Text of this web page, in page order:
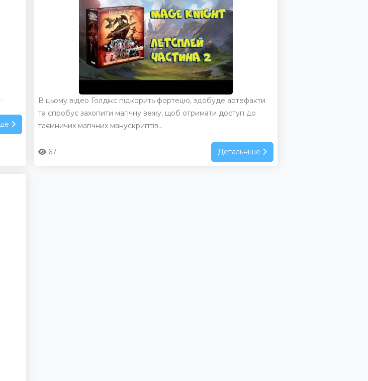
В цьому відео Голдікс підкорить фортецю, здобуде артефакти
та спробує захопити магічну вежу, щоб отримати доступ до
таємничих магічних манускриптів...
67 Детальніше